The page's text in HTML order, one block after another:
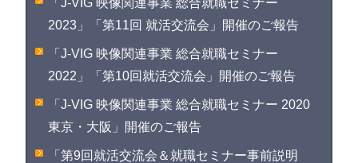
「J-VIG 映像関連事業 総合就職セミナー
2023」「第11回 就活交流会」開催のご報告
「J-VIG 映像関連事業 総合就職セミナー
2022」「第10回就活交流会」開催のご報告
「J-VIG 映像関連事業 総合就職セミナー 2020
東京・大阪」開催のご報告
「第9回就活交流会＆就職セミナー事前説明